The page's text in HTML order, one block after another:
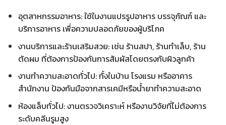
อุตสาหกรรมอาหาร: ใช้ในงานแปรรูปอาหาร บรรจุภัณฑ์ และ
บริการอาหาร เพื่อความปลอดภัยของผู้บริโภค
งานบริการและร้านเสริมสวย: เช่น ร้านสปา, ร้านทำเล็บ, ร้าน
ตัดผม ที่ต้องการป้องกันการสัมผัสโดยตรงกับผิวลูกค้า
งานทำความสะอาดทั่วไป: ทั้งในบ้าน โรงแรม หรืออาคาร
สำนักงาน ป้องกันมือจากสารเคมีหรือน้ำยาทำความสะอาด
ห้องแล็บทั่วไป: งานตรวจวิเคราะห์ หรืองานวิจัยที่ไม่ต้องการ
ระดับคลีนรูมสูง